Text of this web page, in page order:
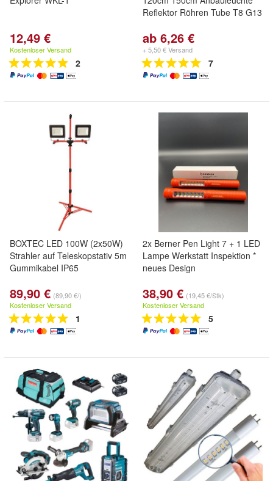
12,49 €
Kostenloser Versand
2
Reflektor Röhren Tube T8 G13
ab 6,26 €
+ 5,50 € Versand
7
BOXTEC LED 100W (2x50W)
Strahler auf Teleskopstativ 5m
Gummikabel IP65
89,90 € (89,90 €/)
Kostenloser Versand
1
2x Berner Pen Light 7 + 1 LED
Lampe Werkstatt Inspektion *
neues Design
38,90 € (19,45 €/Stk)
Kostenloser Versand
5